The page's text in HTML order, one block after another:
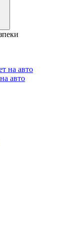
авто